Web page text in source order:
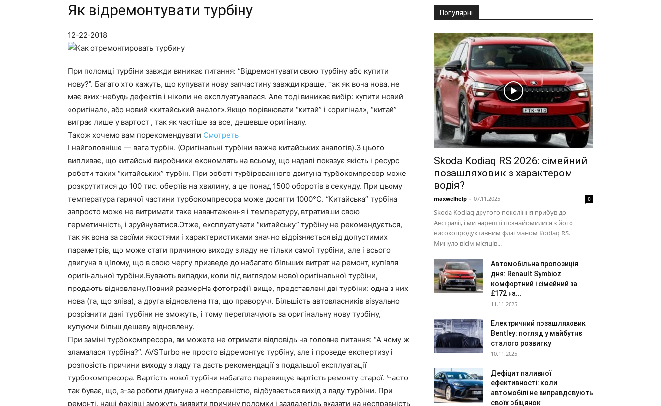
Як відремонтувати турбіну
12-22-2018
При поломці турбіни завжди виникає питання: “Відремонтувати свою турбіну або купити
нову?”. Багато хто кажуть, що купувати нову запчастину завжди краще, так як вона нова, не
має яких-небудь дефектів і ніколи не експлуатувалася. Але тоді виникає вибір: купити новий
«оригінал», або новий «китайський аналог».Якщо порівнювати “китай” і «оригінал», “китай”
виграє лише у вартості, так як частіше за все, дешевше оригіналу.
Також хочемо вам порекомендувати Смотреть
І найголовніше — вага турбін. (Оригінальні турбіни важче китайських аналогів).З цього
випливає, що китайські виробники економлять на всьому, що надалі показує якість і ресурс
роботи таких “китайських” турбін. При роботі турбірованного двигуна турбокомпресор може
розкрутитися до 100 тис. обертів на хвилину, а це понад 1500 оборотів в секунду. При цьому
температура гарячої частини турбокомпресора може досягти 1000°С. “Китайська” турбіна
запросто може не витримати таке навантаження і температуру, втративши свою
герметичність, і зруйнуватися.Отже, експлуатувати “китайську” турбіну не рекомендується,
так як вона за своїми якостями і характеристиками значно відрізняється від допустимих
параметрів, що може стати причиною виходу з ладу не тільки самої турбіни, але і всього
двигуна в цілому, що в свою чергу призведе до набагато більших витрат на ремонт, купівля
оригінальної турбіни.Бувають випадки, коли під виглядом нової оригінальної турбіни,
продають відновлену.Повний размерНа фотографії вище, представлені дві турбіни: одна з них
нова (та, що зліва), а друга відновлена (та, що праворуч). Більшість автовласників візуально
розрізнити дані турбіни не зможуть, і тому переплачують за оригінальну нову турбіну,
купуючи більш дешеву відновлену.
При заміні турбокомпресора, ви можете не отримати відповідь на головне питання: “А чому ж
зламалася турбіна?”. AVSTurbo не просто відремонтує турбіну, але і проведе експертизу і
розповість причини виходу з ладу та дасть рекомендації з подальшої експлуатації
турбокомпресора. Вартість нової турбіни набагато перевищує вартість ремонту старої. Часто
так буває, що, з-за роботи двигуна з несправністю, відбувається вихід з ладу турбіни. При
ремонті, наші фахівці зможуть виявити причину поломки і заздалегідь вказати на несправність
Популярні
Skoda Kodiaq RS 2026: сімейний
позашляховик з характером
водія?
maxwelhelp - 07.11.2025 0
Skoda Kodiaq другого покоління прибув до
Австралії, і ми нарешті познайомилися з його
високопродуктивним флагманом Kodiaq RS.
Минуло вісім місяців...
Автомобільна пропозиція
дня: Renault Symbioz
комфортний і сімейний за
£172 на...
11.11.2025
Електричний позашляховик
Bentley: погляд у майбутнє
сталого розвитку
10.11.2025
Дефіцит паливної
ефективності: коли
автомобілі не виправдовують
своїх обіцянок